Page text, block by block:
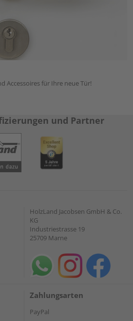
Accessoires für Ihre neue Tür!
und Partner
HolzLand Jacobsen GmbH & Co.
KG
Industriestrasse 19
25709 Marne
Zahlungsarten
PayPal